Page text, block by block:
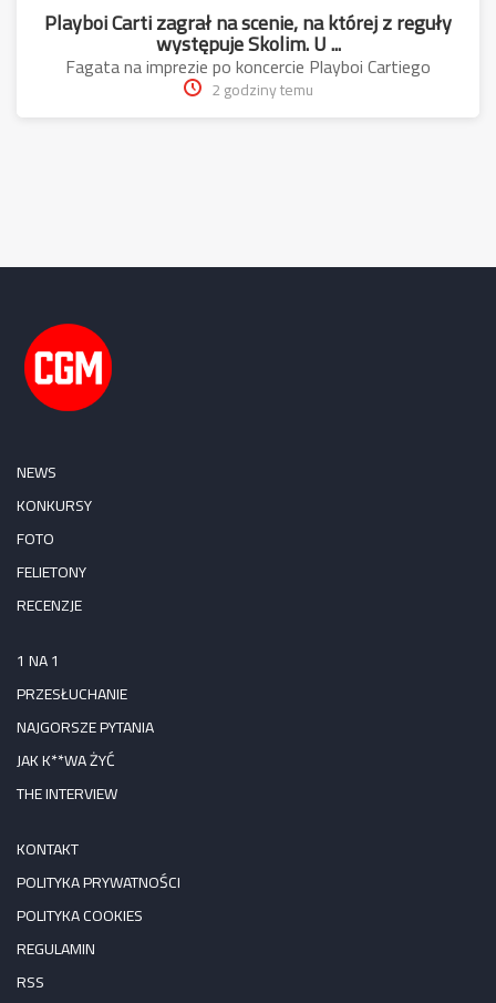
Playboi Carti zagrał na scenie, na której z reguły
występuje Skolim. U ...
Fagata na imprezie po koncercie Playboi Cartiego
2 godziny temu
NEWS
KONKURSY
FOTO
FELIETONY
RECENZJE
1 NA 1
PRZESŁUCHANIE
NAJGORSZE PYTANIA
JAK K**WA ŻYĆ
THE INTERVIEW
KONTAKT
POLITYKA PRYWATNOŚCI
POLITYKA COOKIES
REGULAMIN
RSS